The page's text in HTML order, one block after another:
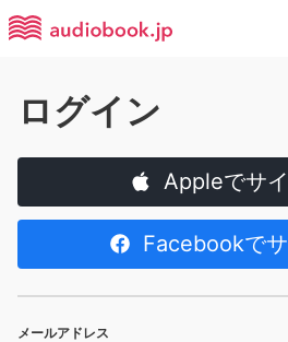
ログイン
Appleでサ
Facebookで
メールアドレス